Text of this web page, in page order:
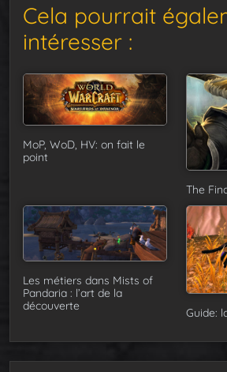
Cela pourrait
intéresser :
MoP, WoD, HV: on fait le
point
The
Les métiers dans Mists of
Pandaria : l’art de la
découverte
Guide: